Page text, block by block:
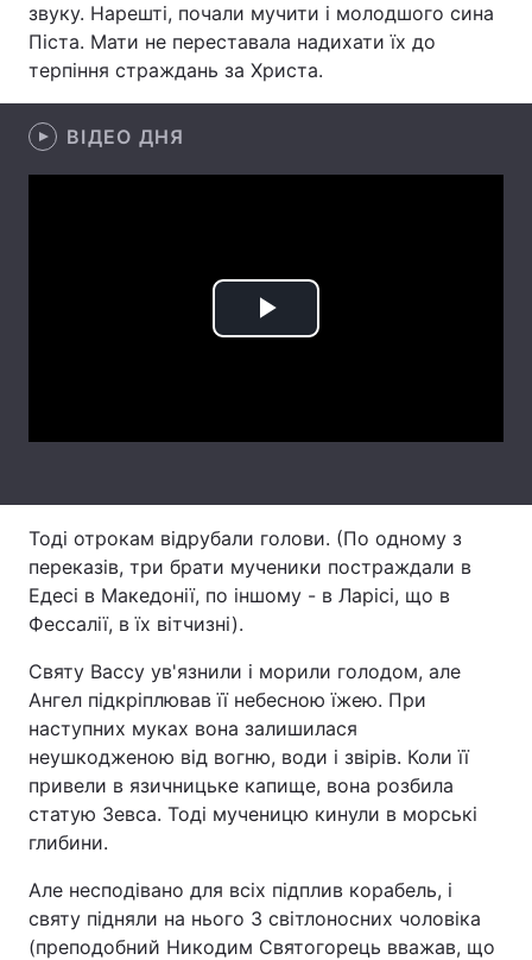
Україна
Економіка Світ
Спорт
Туризм
Інтерв'ю Думки
Архів
Контакти
Послуги
звуку. Нарешті, почали мучити і молодшого сина
Піста. Мати не переставала надихати їх до
терпіння страждань за Христа.
ВІДЕО ДНЯ
Play
Тоді отрокам відрубали голови. (По одному з
переказів, три брати мученики постраждали в
Едесі в Македонії, по іншому - в Ларісі, що в
Фессалії, в їх вітчизні).
Святу Вассу ув'язнили і морили голодом, але
Ангел підкріплював її небесною їжею. При
наступних муках вона залишилася
неушкодженою від вогню, води і звірів. Коли її
привели в язичницьке капище, вона розбила
статую Зевса. Тоді мученицю кинули в морські
глибини.
Але несподівано для всіх підплив корабель, і
святу підняли на нього 3 світлоносних чоловіка
(преподобний Никодим Святогорець вважав, що